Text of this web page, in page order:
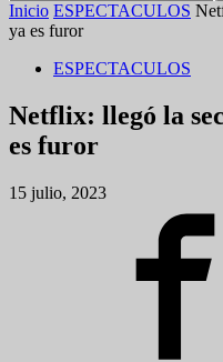
Inicio ESPECTACULOS
ya es furor
ESPECTACULOS
Netflix: llegó la
es furor
15 julio, 2023